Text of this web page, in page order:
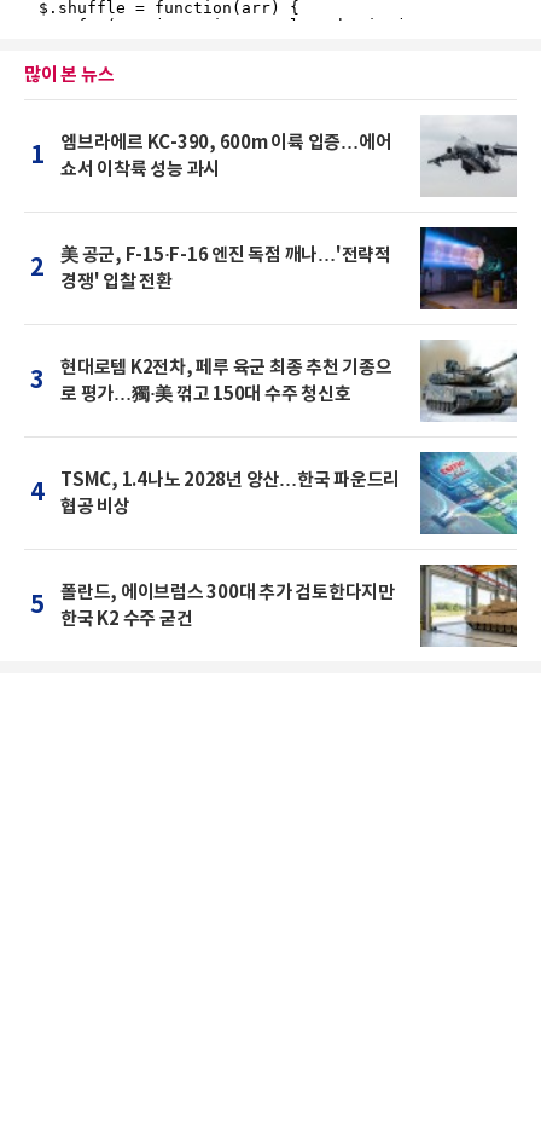
많이 본 뉴스
1
엠브라에르 KC-390, 600m 이륙 입증…에어
쇼서 이착륙 성능 과시
2
美 공군, F-15·F-16 엔진 독점 깨나…'전략적
경쟁' 입찰 전환
3
현대로템 K2전차, 페루 육군 최종 추천 기종으
로 평가…獨·美 꺾고 150대 수주 청신호
4
TSMC, 1.4나노 2028년 양산…한국 파운드리
협공 비상
5
폴란드, 에이브럼스 300대 추가 검토한다지만
한국 K2 수주 굳건